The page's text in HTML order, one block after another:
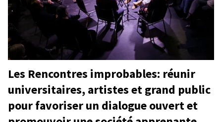
Les Rencontres improbables: réunir
universitaires, artistes et grand public
pour favoriser un dialogue ouvert et